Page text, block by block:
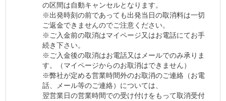
の区間は自動キャンセルとなります。
※出発時刻の前であっても出発当日の取消料は一切
ご返金できませんのでご注意ください。
※ご入金前の取消はマイページ又はお電話にてお手
続き下さい。
※ご入金後の取消はお電話又はメールでのみ承りま
す。（マイページからのお取消はできません）
※弊社が定める営業時間外のお取消のご連絡（お電
話、メール等のご連絡）については、
翌営業日の営業時間での受け付けをもって取消受付